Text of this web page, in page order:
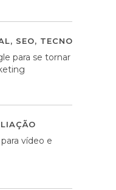
, SEO, TECNOLOGIA
para se tornar
vídeo e